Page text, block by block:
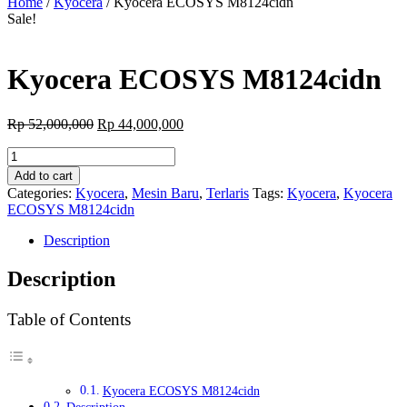
Sale!
Kyocera ECOSYS M8124cidn
Rp52,000,000 Original
Rp 44,000,000Current
Kyocera
ECOSYS
M8124cidn
quantity
Add to cart
Categories: Kyocera, Mesin Baru, Terlaris Tags: Kyocera, Kyocera
ECOSYS M8124cidn
Description
Description
Table of Contents
Kyocera ECOSYS M8124cidn